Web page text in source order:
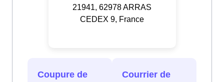
21941, 62978 ARRAS
CEDEX 9, France
Coupure de
Courrier de